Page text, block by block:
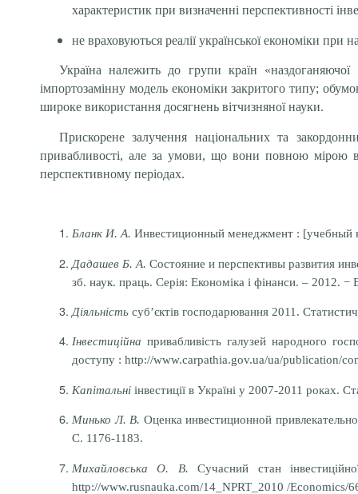
характеристик при визначенні перспективності
не враховуються реалії української економіки при
Україна належить до групи країн «наздоганяючої
імпортозамінну модель економіки закритого типу;
широке використання досягнень вітчизняної науки.
Прискорене залучення національних та
привабливості, але за умови, що вони повною мірою
перспективному періодах.
Бланк И. А. Инвестиционный менеджмент : [учебный
Дадашев Б. А. Состояние и перспективы развития
зб. наук. праць. Серія: Економіка і фінанси. – 2012.
Діяльність суб’єктів господарювання 2011.
Інвестиційна привабливість галузей народного
доступу : http://www.carpathia.gov.ua/ua/publication/
Капітальні інвестиції в Україні у 2007-2011
Минько Л. В. Оценка инвестиционной
С. 1176-1183.
Михайловська О. В. Сучасний стан
http://www.rusnauka.com/14_NPRT_2010 /Economics/